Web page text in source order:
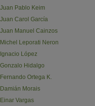
Juan Pablo Keim
Juan Carol García
Juan Manuel Cainzos
Michel Leporati Neron
Ignacio López
Gonzalo Hidalgo
Fernando Ortega K.
Damián Morais
Einar Vargas